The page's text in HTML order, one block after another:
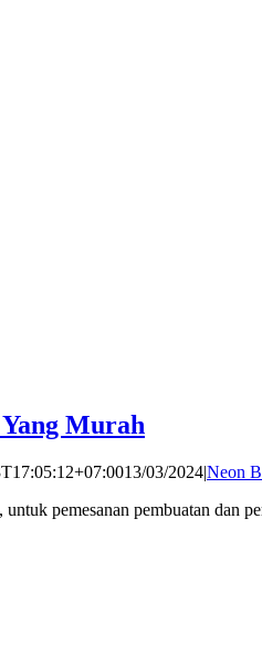
Murah
13/03/2024|Neon
pemesanan pembuatan dan